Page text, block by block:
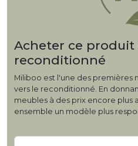
Acheter ce produit
reconditionné
Miliboo est l'une des premières
vers le reconditionné. En
meubles à des prix encore plus
ensemble un modèle plus